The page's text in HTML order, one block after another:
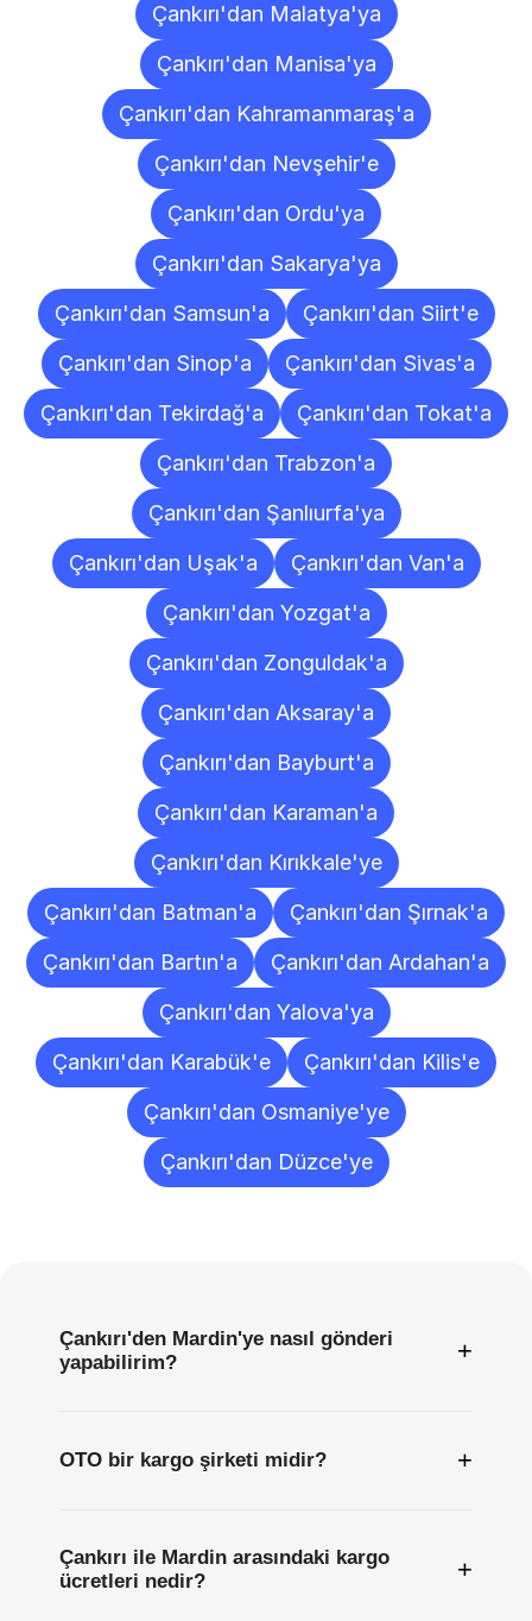
Çankırı'dan Malatya'ya
Çankırı'dan Manisa'ya
Çankırı'dan Kahramanmaraş'a
Çankırı'dan Nevşehir'e
Çankırı'dan Ordu'ya
Çankırı'dan Sakarya'ya
Çankırı'dan Samsun'a
Çankırı'dan Siirt'e
Çankırı'dan Sinop'a
Çankırı'dan Sivas'a
Çankırı'dan Tekirdağ'a
Çankırı'dan Tokat'a
Çankırı'dan Trabzon'a
Çankırı'dan Şanlıurfa'ya
Çankırı'dan Uşak'a
Çankırı'dan Van'a
Çankırı'dan Yozgat'a
Çankırı'dan Zonguldak'a
Çankırı'dan Aksaray'a
Çankırı'dan Bayburt'a
Çankırı'dan Karaman'a
Çankırı'dan Kırıkkale'ye
Çankırı'dan Batman'a
Çankırı'dan Şırnak'a
Çankırı'dan Bartın'a
Çankırı'dan Ardahan'a
Çankırı'dan Yalova'ya
Çankırı'dan Karabük'e
Çankırı'dan Kilis'e
Çankırı'dan Osmaniye'ye
Çankırı'dan Düzce'ye
Çankırı'den Mardin'ye nasıl gönderi
yapabilirim?
+
OTO bir kargo şirketi midir? +
Çankırı ile Mardin arasındaki kargo
ücretleri nedir?
+